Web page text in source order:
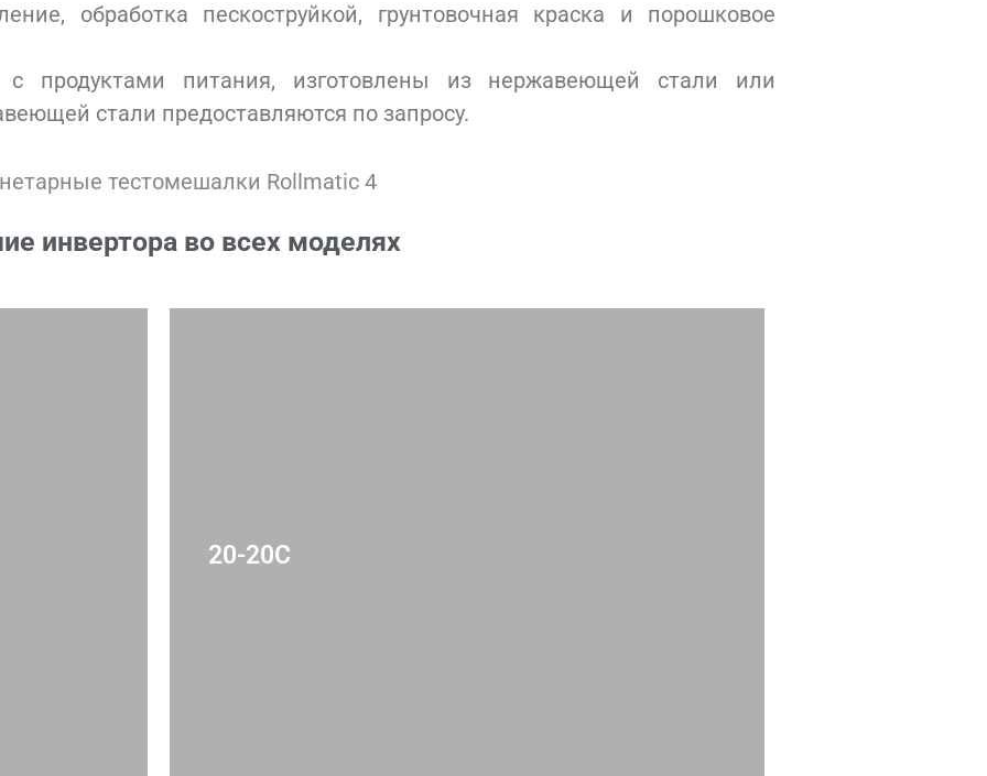
обработка пескоструйкой, грунтовочная краска и порошковое
с продуктами питания, изготовлены из нержавеющей стали или
стали предоставляются по запросу.
инвертора во всех моделях
20-20C